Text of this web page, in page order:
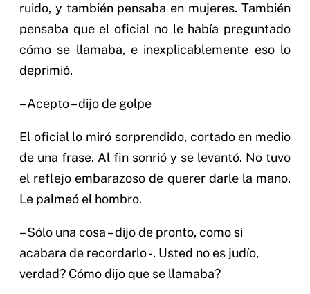
ruido, y también pensaba en mujeres. También
pensaba que el oficial no le había preguntado
cómo se llamaba, e inexplicablemente eso lo
deprimió.
– Acepto – dijo de golpe
El oficial lo miró sorprendido, cortado en medio
de una frase. Al fin sonrió y se levantó. No tuvo
el reflejo embarazoso de querer darle la mano.
Le palmeó el hombro.
– Sólo una cosa – dijo de pronto, como si
acabara de recordarlo -. Usted no es judío,
verdad? Cómo dijo que se llamaba?